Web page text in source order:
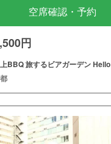
空席確認・予約
円
BBQ 旅するビアガーデン Hello